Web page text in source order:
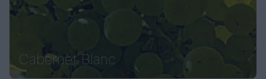
Cabernet Blanc